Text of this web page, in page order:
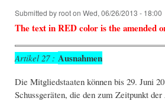
Submitted byrooton Wed, 06/26/2013 - 18:00
The text in RED color is the amended
Artikel 27 : Ausnahmen
Die Mitgliedstaaten können bis 29. Juni
Schussgeräten, die den zum Zeitpunkt